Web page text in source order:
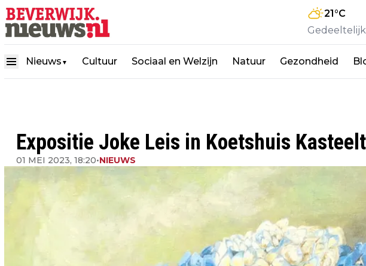
21°C
Nieuws ▼ Cultuur Sociaal en Welzijn Natuur Gezondheid
Expositie Joke Leis in Koetshuis
01 MEI 2023, 18:20•NIEUWS